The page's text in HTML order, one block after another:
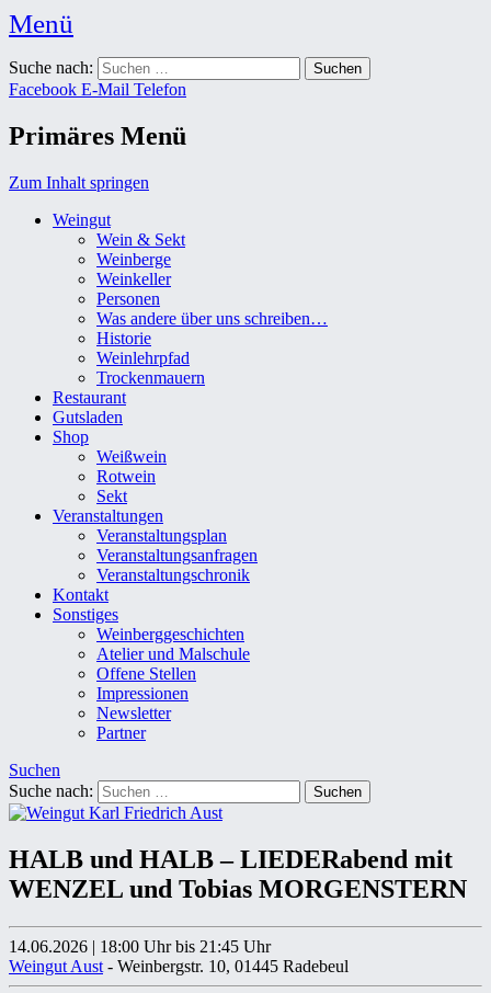
Menü
Weingut Karl Friedrich Aust
Das Weingut im Herzen der Radebeuler Oberlößnitz
Suche nach:
Facebook E-Mail Telefon
Primäres Menü
Zum Inhalt springen
Weingut
Wein & Sekt
Weinberge
Weinkeller
Personen
Was andere über uns schreiben…
Historie
Weinlehrpfad
Trockenmauern
Restaurant
Gutsladen
Shop
Weißwein
Rotwein
Sekt
Veranstaltungen
Veranstaltungsplan
Veranstaltungsanfragen
Veranstaltungschronik
Kontakt
Sonstiges
Weinberggeschichten
Atelier und Malschule
Offene Stellen
Impressionen
Newsletter
Partner
Suchen
Suche nach:
HALB und HALB – LIEDERabend mit
WENZEL und Tobias MORGENSTERN
14.06.2026 | 18:00 Uhr bis 21:45 Uhr
Weingut Aust - Weinbergstr. 10, 01445 Radebeul